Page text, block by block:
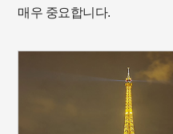
매우 중요합니다.